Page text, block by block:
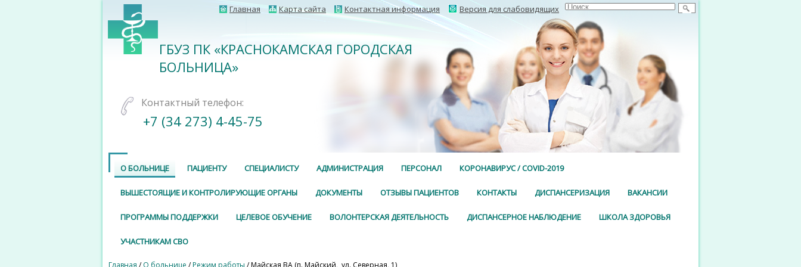
Главная Карта сайта Контактная информация Версия для слабовидящих
ГБУЗ ПК «КРАСНОКАМСКАЯ ГОРОДСКАЯ
БОЛЬНИЦА»
Контактный телефон:
+7 (34 273) 4-45-75
О БОЛЬНИЦЕ ПАЦИЕНТУ СПЕЦИАЛИСТУ АДМИНИСТРАЦИЯ ПЕРСОНАЛ КОРОНАВИРУС / COVID-2019
ВЫШЕСТОЯЩИЕ И КОНТРОЛИРУЮЩИЕ ОРГАНЫ ДОКУМЕНТЫ ОТЗЫВЫ ПАЦИЕНТОВ КОНТАКТЫ ДИСПАНСЕРИЗАЦИЯ ВАКАНСИИ
ПРОГРАММЫ ПОДДЕРЖКИ ЦЕЛЕВОЕ ОБУЧЕНИЕ ВОЛОНТЕРСКАЯ ДЕЯТЕЛЬНОСТЬ ДИСПАНСЕРНОЕ НАБЛЮДЕНИЕ ШКОЛА ЗДОРОВЬЯ
УЧАСТНИКАМ СВО
Главная /О больнице /Режим работы / Майская ВА (п. Майский, ул. Северная, 1)